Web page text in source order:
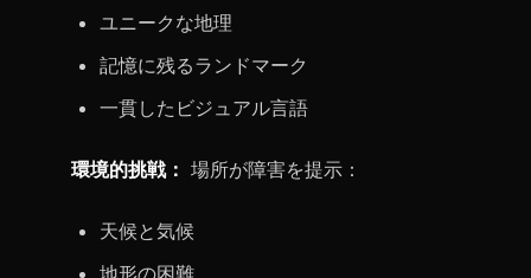
ユニークな地理
記憶に残るランドマーク
一貫したビジュアル言語
環境的挑戦： 場所が障害を提示：
天候と気候
地形の困難